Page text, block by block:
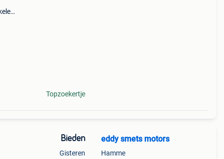
Topzoekertje
Bieden
Gisteren
eddy smets motors
Hamme